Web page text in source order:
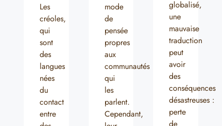
Les
créoles,
qui
sont
des
langues
nées
du
contact
entre
mode
de
pensée
propres
aux
communautés
qui
les
parlent.
Cependant,
globalisé,
une
mauvaise
traduction
peut
avoir
des
conséquences
désastreuses :
perte